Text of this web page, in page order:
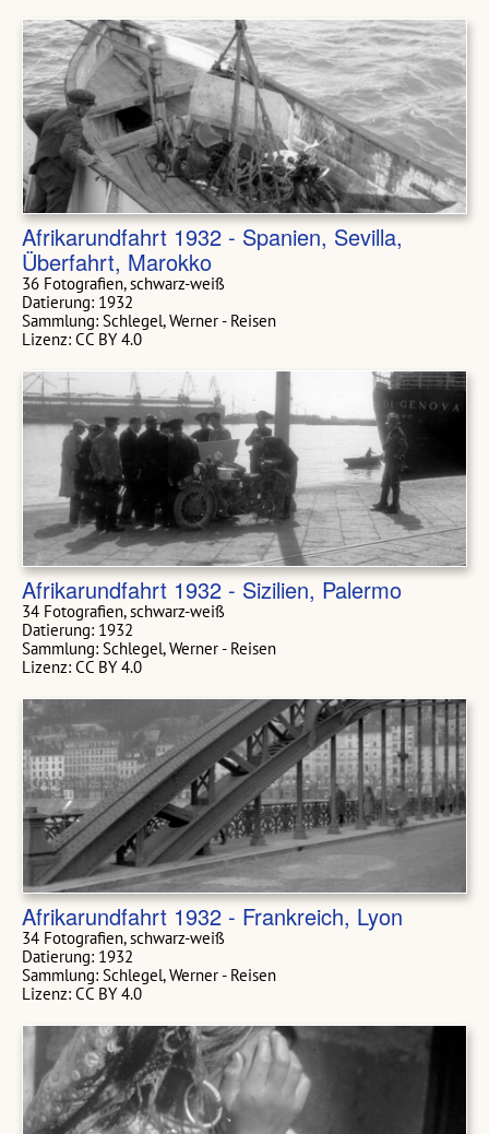
Afrikarundfahrt 1932 - Spanien, Sevilla,
Überfahrt, Marokko
36 Fotografien, schwarz-weiß
Datierung: 1932
Sammlung: Schlegel, Werner - Reisen
Lizenz: CC BY 4.0
Afrikarundfahrt 1932 - Sizilien, Palermo
34 Fotografien, schwarz-weiß
Datierung: 1932
Sammlung: Schlegel, Werner - Reisen
Lizenz: CC BY 4.0
Afrikarundfahrt 1932 - Frankreich, Lyon
34 Fotografien, schwarz-weiß
Datierung: 1932
Sammlung: Schlegel, Werner - Reisen
Lizenz: CC BY 4.0